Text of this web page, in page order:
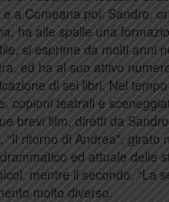
e a Comeana poi. Sandro,
ha alle spalle una
si esprime da molti anni
ed ha al suo attivo
di sei libri. Nel
copioni teatrali e
brevi film, diretti da
“Il ritorno di Andrea”,
ed attuale delle
mentre il secondo, “La
molto diverso.